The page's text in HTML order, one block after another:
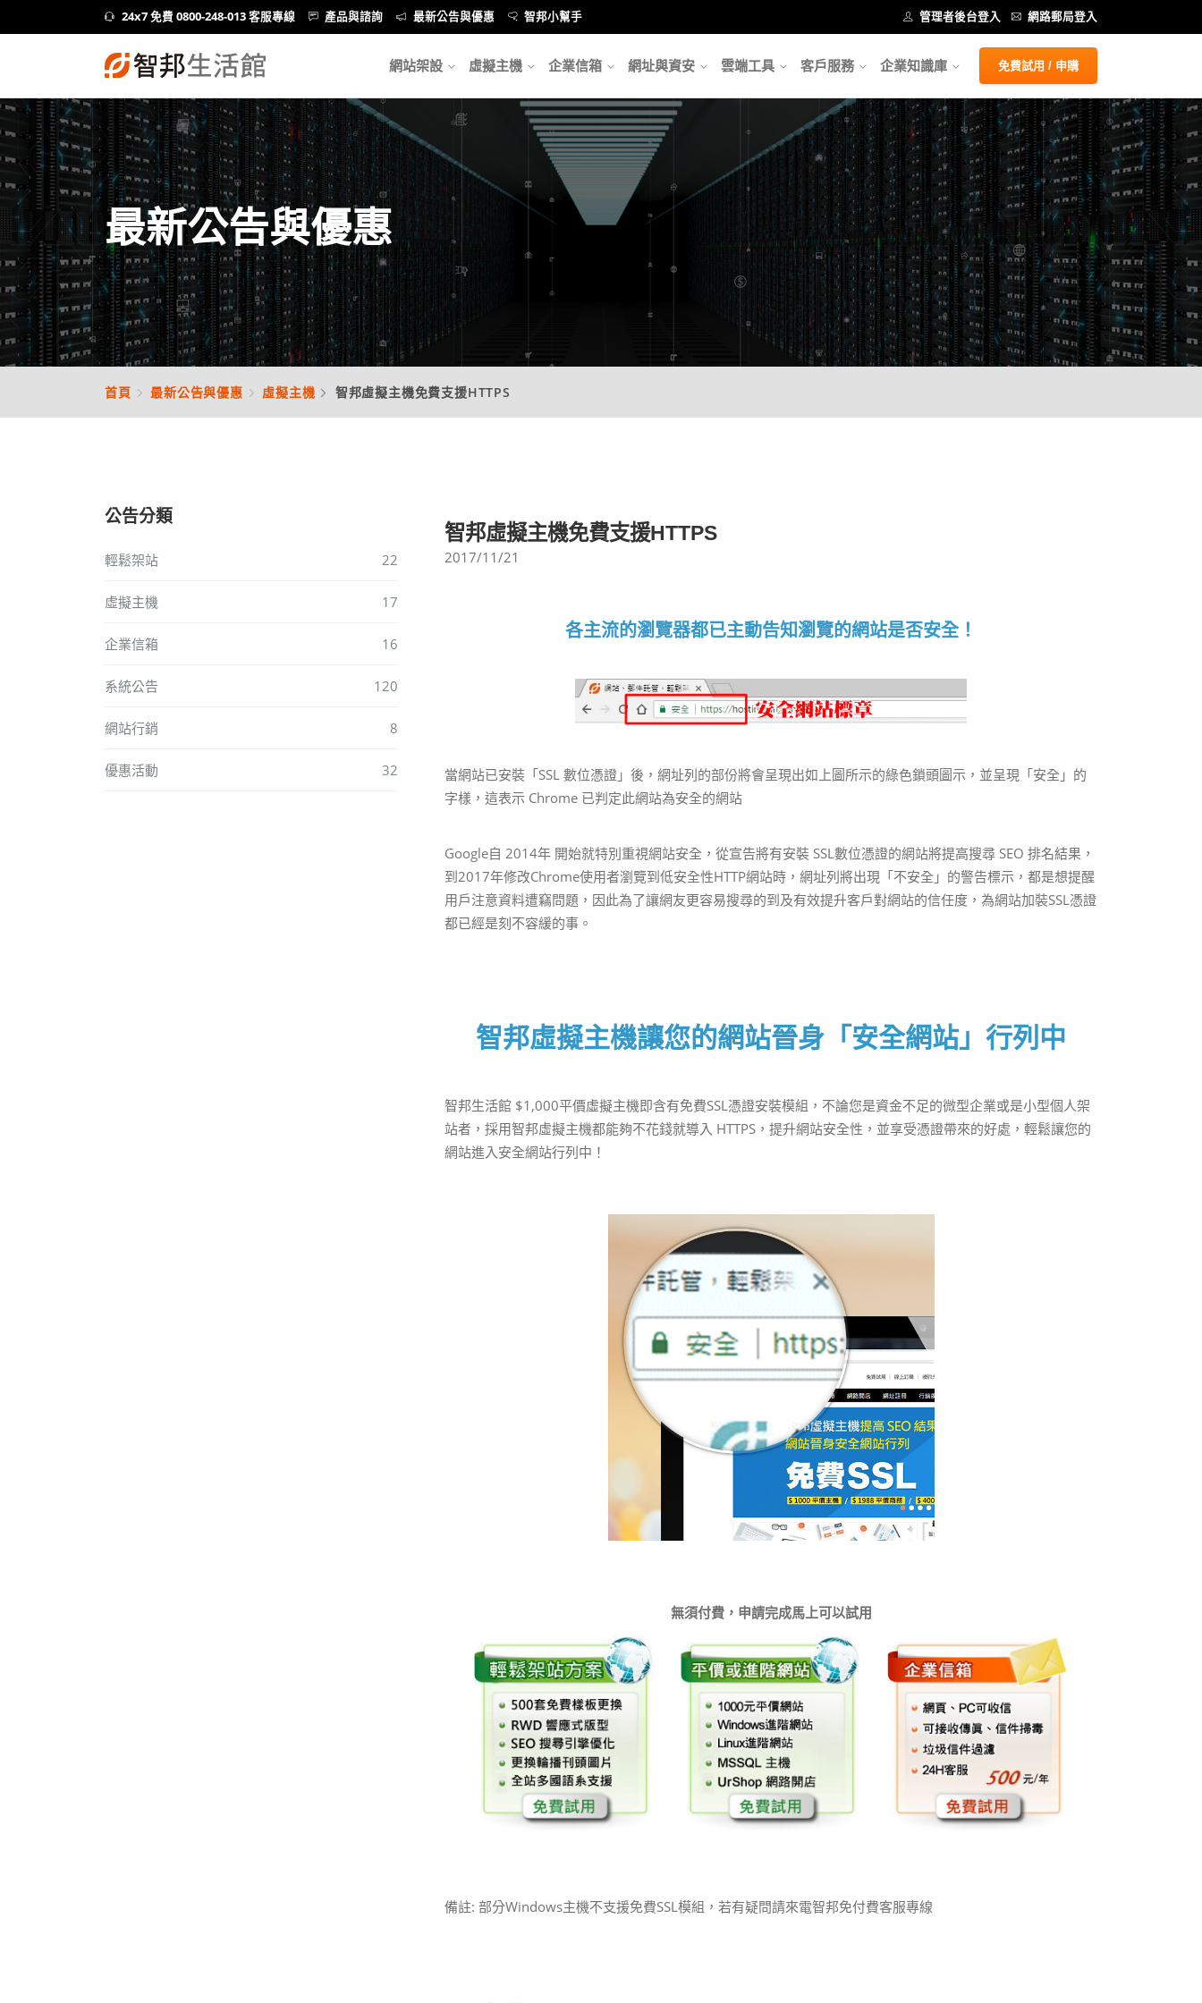
24x7 免費 0800-248-013 客服專線 產品與諮詢 最新公告與優惠 智邦小幫手 管理者後台登入 網路郵局登入
網站架設 虛擬主機 企業信箱 網址與資安 雲端工具 客戶服務 企業知識庫 免費試用 / 申購
最新公告與優惠
首頁 最新公告與優惠 虛擬主機 智邦虛擬主機免費支援HTTPS
公告分類
輕鬆架站 22
虛擬主機 17
企業信箱 16
系統公告 120
網站行銷 8
優惠活動 32
智邦虛擬主機免費支援HTTPS
2017/11/21
各主流的瀏覽器都已主動告知瀏覽的網站是否安全！
當網站已安裝「SSL 數位憑證」後，網址列的部份將會呈現出如上圖所示的綠色鎖頭圖示，並呈現「安全」的
字樣，這表示 Chrome 已判定此網站為安全的網站
Google自 2014年 開始就特別重視網站安全，從宣告將有安裝 SSL數位憑證的網站將提高搜尋 SEO 排名結果，
到2017年修改Chrome使用者瀏覽到低安全性HTTP網站時，網址列將出現「不安全」的警告標示，都是想提醒
用戶注意資料遭竊問題，因此為了讓網友更容易搜尋的到及有效提升客戶對網站的信任度，為網站加裝SSL憑證
都已經是刻不容緩的事。
智邦虛擬主機讓您的網站晉身「安全網站」行列中
智邦生活館 $1,000平價虛擬主機即含有免費SSL憑證安裝模組，不論您是資金不足的微型企業或是小型個人架
站者，採用智邦虛擬主機都能夠不花錢就導入 HTTPS，提升網站安全性，並享受憑證帶來的好處，輕鬆讓您的
網站進入安全網站行列中！
無須付費，申請完成馬上可以試用
備註: 部分Windows主機不支援免費SSL模組，若有疑問請來電智邦免付費客服專線